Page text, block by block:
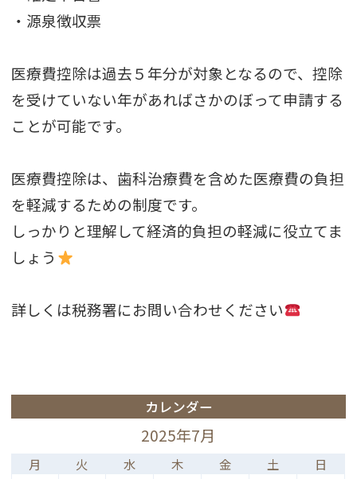
・源泉徴収票
医療費控除は過去５年分が対象となるので、控除
を受けていない年があればさかのぼって申請する
ことが可能です。
医療費控除は、歯科治療費を含めた医療費の負担
を軽減するための制度です。
しっかりと理解して経済的負担の軽減に役立てま
しょう
詳しくは税務署にお問い合わせください
カレンダー
2025年7月
月 火 水 木 金 土 日